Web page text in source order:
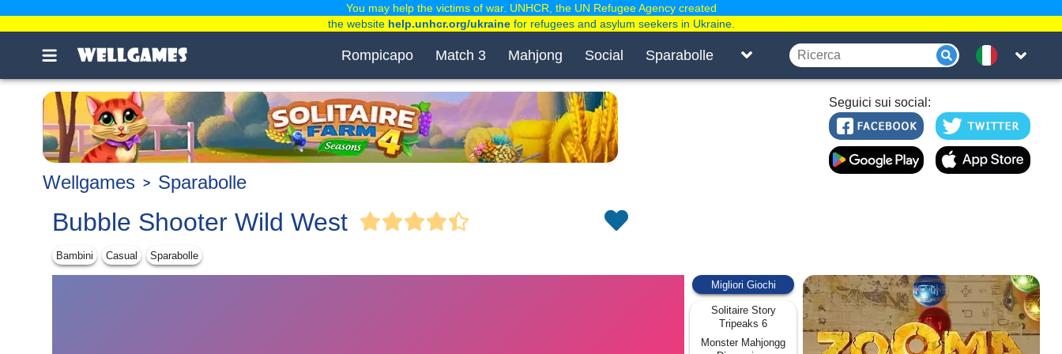
Rompicapo Match 3 Mahjong Social Sparabolle
Seguici sui social:
Wellgames Sparabolle
Bubble Shooter Wild West
Bambini Casual Sparabolle
Migliori Giochi
Solitaire Story
Tripeaks 6
Monster Mahjongg
You may help the victims of war. UNHCR, the UN Refugee Agency created
the website help.unhcr.org/ukrainefor refugees and asylum seekers in Ukraine.